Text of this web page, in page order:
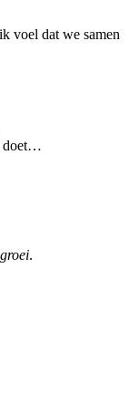
voel dat we samen
doet…
.